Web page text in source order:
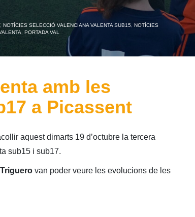
, NOTÍCIES SELECCIÓ VALENCIANA VALENTA SUB15, NOTÍCIES
, PORTADA VAL
amb les
a Picassent
aquest dimarts 19 d’octubre la tercera
sub15 i sub17.
van poder veure les evolucions de les